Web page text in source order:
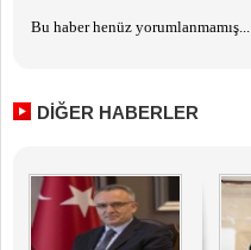
Bu haber henüz yorumlanmamış...
DİĞER HABERLER